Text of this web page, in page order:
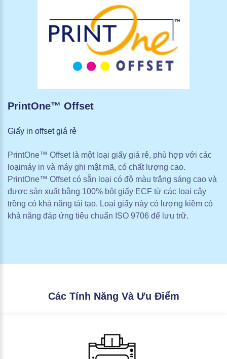
PrintOne™ Offset
Giấy in offset giá rẻ
PrintOne™ Offset là một loại giấy giá rẻ, phù hợp với các
loạimáy in và máy ghi mật mã, có chất lượng cao.
PrintOne™ Offset có sẵn loại có độ màu trắng sáng cao và
được sản xuất bằng 100% bột giấy ECF từ các loại cây
trồng có khả năng tái tạo. Loại giấy này có lượng kiềm có
khả năng đáp ứng tiêu chuẩn ISO 9706 để lưu trữ.
Các Tính Năng Và Ưu Điểm